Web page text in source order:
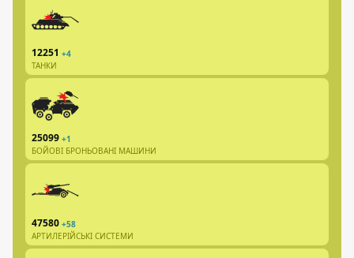
12251 +4
ТАНКИ
25099 +1
БОЙОВІ БРОНЬОВАНІ МАШИНИ
47580 +58
АРТИЛЕРІЙСЬКІ СИСТЕМИ